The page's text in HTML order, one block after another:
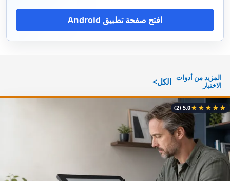
افتح صفحة تطبيق Android
المزيد من أدوات
الاختبار
الكل
★
★
★
★
★
5.0
(2)